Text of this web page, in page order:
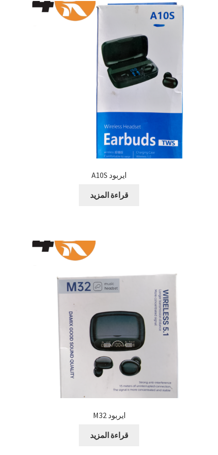
ايربود A10S
قراءة المزيد
ايربود M32
قراءة المزيد